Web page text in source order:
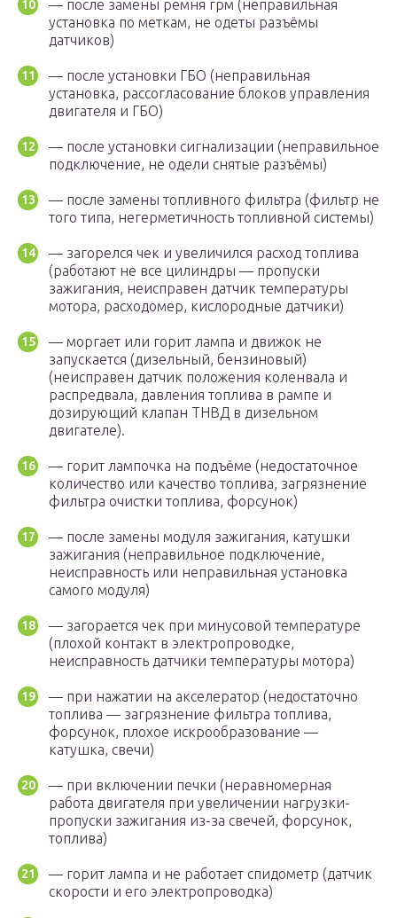
— после замены ремня грм (неправильная
установка по меткам, не одеты разъёмы
датчиков)
— после установки ГБО (неправильная
установка, рассогласование блоков управления
двигателя и ГБО)
— после установки сигнализации (неправильное
подключение, не одели снятые разъёмы)
— после замены топливного фильтра (фильтр не
того типа, негерметичность топливной системы)
— загорелся чек и увеличился расход топлива
(работают не все цилиндры — пропуски
зажигания, неисправен датчик температуры
мотора, расходомер, кислородные датчики)
— моргает или горит лампа и движок не
запускается (дизельный, бензиновый)
(неисправен датчик положения коленвала и
распредвала, давления топлива в рампе и
дозирующий клапан ТНВД в дизельном
двигателе).
— горит лампочка на подъёме (недостаточное
количество или качество топлива, загрязнение
фильтра очистки топлива, форсунок)
— после замены модуля зажигания, катушки
зажигания (неправильное подключение,
неисправность или неправильная установка
самого модуля)
— загорается чек при минусовой температуре
(плохой контакт в электропроводке,
неисправность датчики температуры мотора)
— при нажатии на акселератор (недостаточно
топлива — загрязнение фильтра топлива,
форсунок, плохое искрообразование —
катушка, свечи)
— при включении печки (неравномерная
работа двигателя при увеличении нагрузки-
пропуски зажигания из-за свечей, форсунок,
топлива)
— горит лампа и не работает спидометр (датчик
скорости и его электропроводка)